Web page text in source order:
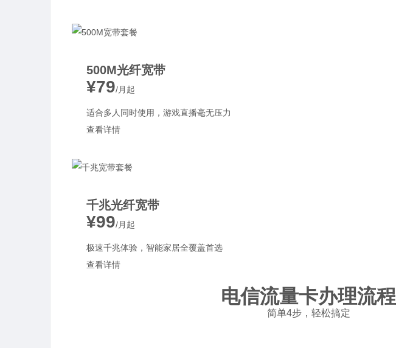
500M光纤宽带
¥79/月起
适合多人同时使用，游戏直播毫无压力
查看详情
千兆光纤宽带
¥99/月起
极速千兆体验，智能家居全覆盖首选
查看详情
电信流量卡办理流程
简单4步，轻松搞定